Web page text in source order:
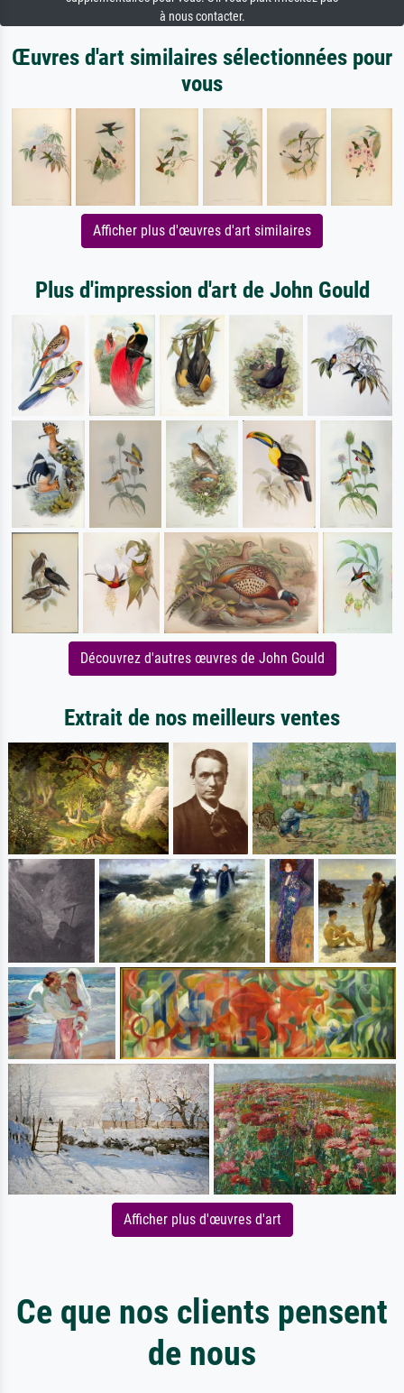
à nous contacter.
Œuvres d'art similaires sélectionnées pour
vous
Afficher plus d'œuvres d'art similaires
Plus d'impression d'art de John Gould
Découvrez d'autres œuvres de John Gould
Extrait de nos meilleurs ventes
Afficher plus d'œuvres d'art
Ce que nos clients pensent
de nous